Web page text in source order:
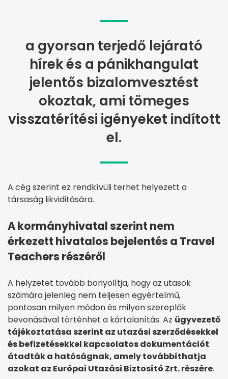
a gyorsan terjedő lejárató
hírek és a pánikhangulat
jelentős bizalomvesztést
okoztak, ami tömeges
visszatérítési igényeket indított
el.
A cég szerint ez rendkívüli terhet helyezett a
társaság likviditására.
A kormányhivatal szerint nem
érkezett hivatalos bejelentés a Travel
Teachers részéről
A helyzetet tovább bonyolítja, hogy az utasok
számára jelenleg nem teljesen egyértelmű,
pontosan milyen módon és milyen szereplők
bevonásával történhet a kártalanítás. Az ügyvezető
tájékoztatása szerint az utazási szerződésekkel
és befizetésekkel kapcsolatos dokumentációt
átadták a hatóságnak, amely továbbíthatja
azokat az Európai Utazási Biztosító Zrt. részére.